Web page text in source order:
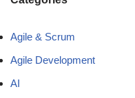
Agile & Scrum
Agile Development
AI